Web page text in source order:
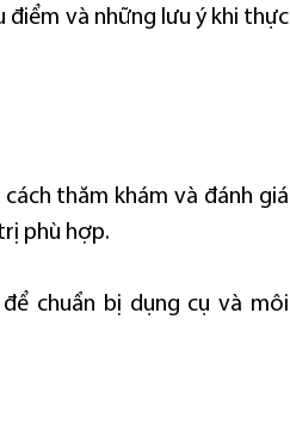
điểm và những lưu ý khi thực
thăm khám và đánh giá
phù hợp.
chuẩn bị dụng cụ và môi